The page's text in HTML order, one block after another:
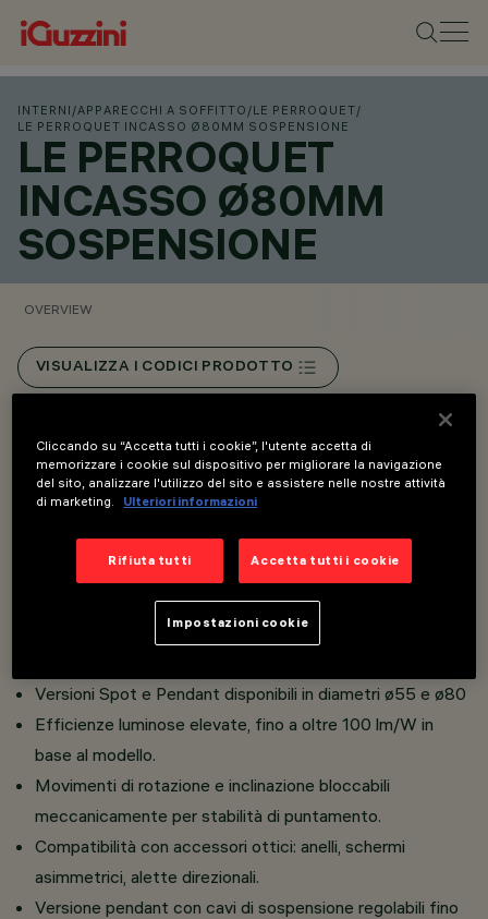
INTERNI /APPARECCHI A SOFFITTO /LE PERROQUET/
LE PERROQUET INCASSO Ø80MM SOSPENSIONE
LE PERROQUET
INCASSO Ø80MM
SOSPENSIONE
OVERVIEW
VISUALIZZA I CODICI PRODOTTO
Overview
Corpo in pressofusione di alluminio e materiale
termoplastico ad alta resistenza.
Elevato comfort visivo con ottiche Opti Beam per
modellazione precisa del fascio.
Disponibile in finiture vivaci o neutre, armonizzate con
Versioni Spot e Pendant disponibili in diametri ø55 e ø80
Efficienze luminose elevate, fino a oltre 100 lm/W in
base al modello.
Movimenti di rotazione e inclinazione bloccabili
meccanicamente per stabilità di puntamento.
Compatibilità con accessori ottici: anelli, schermi
asimmetrici, alette direzionali.
Versione pendant con cavi di sospensione regolabili fino
Cliccando su “Accetta tutti i cookie”, l'utente accetta di
memorizzare i cookie sul dispositivo per migliorare la navigazione
del sito, analizzare l'utilizzo del sito e assistere nelle nostre attività
di marketing.
Ulteriori informazioni
Rifiuta tutti Accetta tutti i cookie
Impostazioni cookie